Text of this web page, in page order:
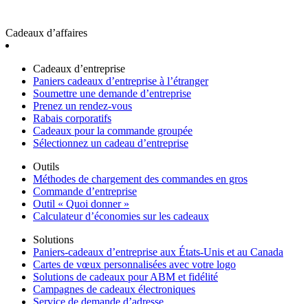
Cadeaux d’affaires
Cadeaux d’entreprise
Paniers cadeaux d’entreprise à l’étranger
Soumettre une demande d’entreprise
Prenez un rendez-vous
Rabais corporatifs
Cadeaux pour la commande groupée
Sélectionnez un cadeau d’entreprise
Outils
Méthodes de chargement des commandes en gros
Commande d’entreprise
Outil « Quoi donner »
Calculateur d’économies sur les cadeaux
Solutions
Paniers-cadeaux d’entreprise aux États-Unis et au Canada
Cartes de vœux personnalisées avec votre logo
Solutions de cadeaux pour ABM et fidélité
Campagnes de cadeaux électroniques
Service de demande d’adresse